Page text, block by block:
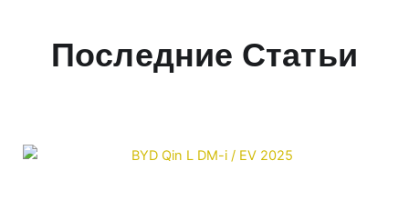
Последние Статьи